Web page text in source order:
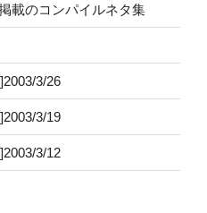
載のコンパイルネタ集
3/26
3/19
3/12